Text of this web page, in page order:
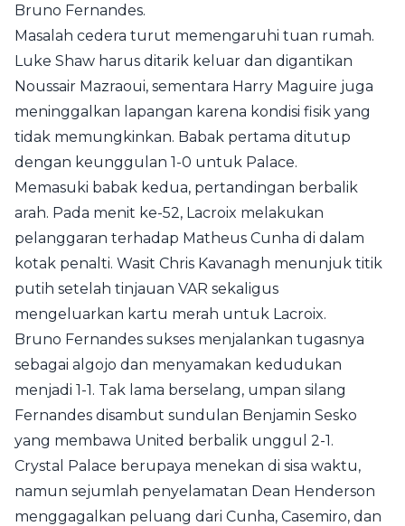
Bruno Fernandes.
Masalah cedera turut memengaruhi tuan rumah.
Luke Shaw harus ditarik keluar dan digantikan
Noussair Mazraoui, sementara Harry Maguire juga
meninggalkan lapangan karena kondisi fisik yang
tidak memungkinkan. Babak pertama ditutup
dengan keunggulan 1-0 untuk Palace.
Memasuki babak kedua, pertandingan berbalik
arah. Pada menit ke-52, Lacroix melakukan
pelanggaran terhadap Matheus Cunha di dalam
kotak penalti. Wasit Chris Kavanagh menunjuk titik
putih setelah tinjauan VAR sekaligus
mengeluarkan kartu merah untuk Lacroix.
Bruno Fernandes sukses menjalankan tugasnya
sebagai algojo dan menyamakan kedudukan
menjadi 1-1. Tak lama berselang, umpan silang
Fernandes disambut sundulan Benjamin Sesko
yang membawa United berbalik unggul 2-1.
Crystal Palace berupaya menekan di sisa waktu,
namun sejumlah penyelamatan Dean Henderson
menggagalkan peluang dari Cunha, Casemiro, dan